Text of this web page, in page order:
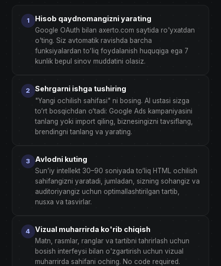
Hisob qaydnomangizni yarating
Google OAuth bilan axerto.com saytida ro'yxatdan
o'ting. Siz avtomatik ravishda barcha
funksiyalardan toʻliq foydalanish huquqiga ega 7
kunlik bepul sinov muddatini olasiz.
Sehrgarni ishga tushiring
"Yangi ochilish sahifasi" ni bosing. AI ustasi sizga
to‘rt bosqichdan o‘tadi: Google Ads kampaniyasini
tanlang yoki import qiling, biznesingizni tavsiflang,
brendingni tanlang va yarating.
Avlodni kuting
Sun’iy intellekt 30–90 soniyada to‘liq HTML ochilish
sahifangizni yaratadi, jumladan, sizning sohangiz va
auditoriyangiz uchun optimallashtirilgan tartib,
nusxa va tasvirlar.
Vizual muharrirda ko'rib chiqish
Matn, rasmlar, ranglar va tartibni tahrirlash uchun
bosish interfeysi bilan o'zgartirish uchun vizual
muharrirda sahifani oching. No code required.